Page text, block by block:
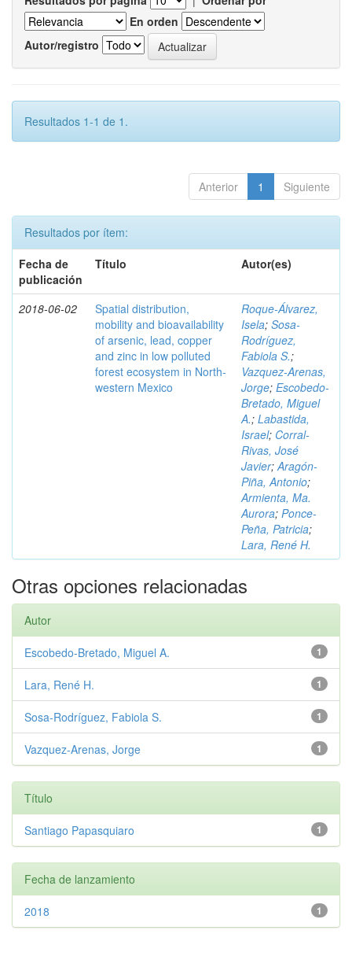
En orden
Autor/registro
Resultados 1-1 de 1.
Anterior 1 Siguiente
Resultados por ítem:
Fecha de
publicación
Título Autor(es)
2018-06-02
Spatial distribution,
mobility and bioavailability
of arsenic, lead, copper
and zinc in low polluted
forest ecosystem in North-
western Mexico
Roque-Álvarez,
Isela; Sosa-
Rodríguez,
Fabiola S.;
Vazquez-Arenas,
Jorge; Escobedo-
Bretado, Miguel
A.; Labastida,
Israel; Corral-
Rivas, José
Javier;Aragón-
Piña, Antonio;
Armienta, Ma.
Aurora; Ponce-
Peña, Patricia;
Lara, René H.
Otras opciones relacionadas
Autor
1
Escobedo-Bretado, Miguel A.
1
Lara, René H.
1
Sosa-Rodríguez, Fabiola S.
1
Vazquez-Arenas, Jorge
Título
1
Santiago Papasquiaro
Fecha de lanzamiento
1
2018